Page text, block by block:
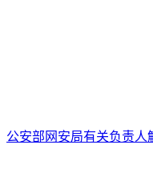
公安部网安局有关负责人